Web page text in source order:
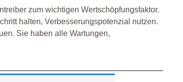
zum wichtigen Wertschöpfungsfaktor.
halten, Verbesserungspotenzial nutzen.
Sie haben alle Wartungen,